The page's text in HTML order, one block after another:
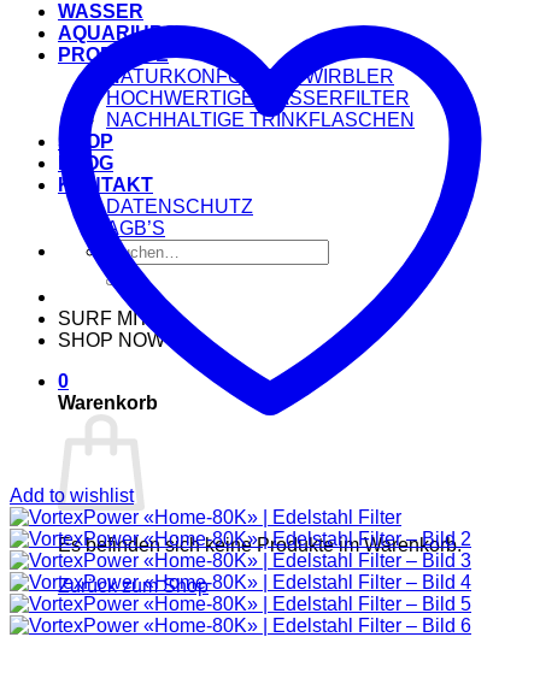
WASSER
AQUARIURS
PRODUKTE
NATURKONFORMER WIRBLER
HOCHWERTIGE WASSERFILTER
NACHHALTIGE TRINKFLASCHEN
SHOP
BLOG
KONTAKT
DATENSCHUTZ
AGB’S
Suche
nach:
SURF MIT
SHOP NOW
0
Warenkorb
Es befinden sich keine Produkte im Warenkorb.
Zurück zum Shop
Add to wishlist